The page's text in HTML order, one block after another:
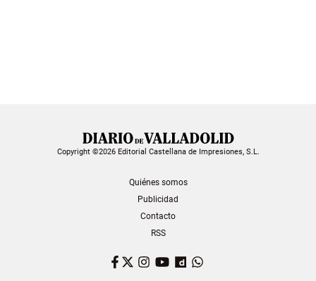
Copyright ©2026 Editorial Castellana de Impresiones, S.L.
Quiénes somos
Publicidad
Contacto
RSS
Facebook
TwitterInstagram
YouTubeDailymotion